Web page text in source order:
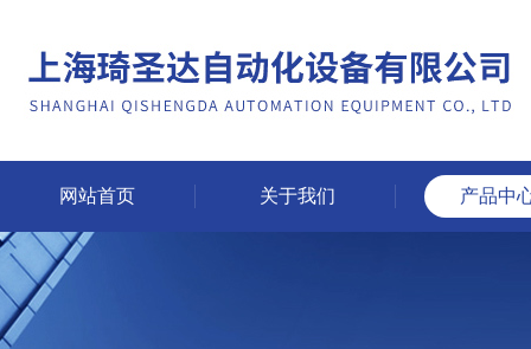
网站首页 关于我们 产品中